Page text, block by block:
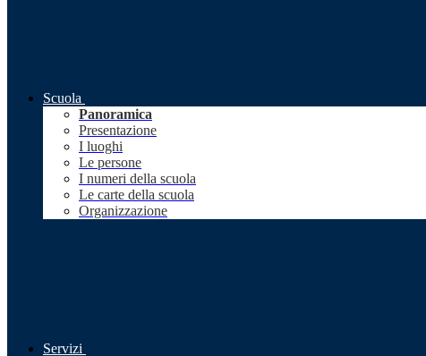
Scuola
Panoramica
Presentazione
I luoghi
Le persone
I numeri della scuola
Le carte della scuola
Organizzazione
Servizi